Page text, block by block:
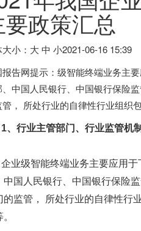
要政策汇总
小：大 中 小2021-06-16 15:39
告网提示：级智能终端业务主
、中国人民银行、中国银行保险
管， 所处行业的自律性行业组织
1、行业主管部门、行业监管机制
企业级智能终端业务主要应用
中国人民银行、中国银行保险
的监管， 所处行业的自律性行